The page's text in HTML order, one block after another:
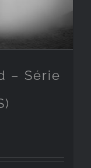
– Série